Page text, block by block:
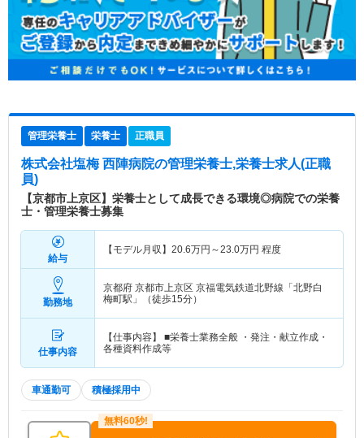
管理栄養士 栄養士 正職員
株式会社塩梅 西陣病院の管理栄養士,栄養士求人(正職
員)
【京都市上京区】栄養士として成長できる環境◎病院での栄養
士・管理栄養士募集
給与
【モデル月収】 20.6万円～23.0万円 程度
勤務地
京都府 京都市上京区 京福電気鉄道北野線「北野白
梅町駅」（徒歩15分）
仕事内容
【仕事内容】 ■栄養士業務全般 ・発注・献立作成・
各種資料作成等
車通勤可 積極採用中